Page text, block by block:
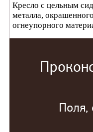
Кресло с цельным
металла,
огнеупорного
Поля,